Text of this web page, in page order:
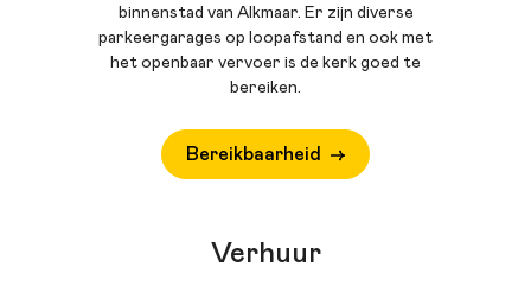
Kies 4 concerten en ontvang het 4e ticket gratis (tickets
krijgen 25% korting). Je betaalt € 30,00 per persoon voor 4
concerten. Vrienden van de Grote Kerk betalen € 27,00
(maximaal voor 2 personen). De korting wordt verrekend als
Europese landen, Japan en de
Verenigde Staten. Hij is artistiek leider
van het Orgelfestival Holland,
publiceerde artikelen over J. P.
Straube/Reger en was ook jurylid bij
diverse internationale
binnenstad van Alkmaar. Er zijn diverse
parkeergarages op loopafstand en ook met
het openbaar vervoer is de kerk goed te
bereiken.
Bereikbaarheid
Verhuur